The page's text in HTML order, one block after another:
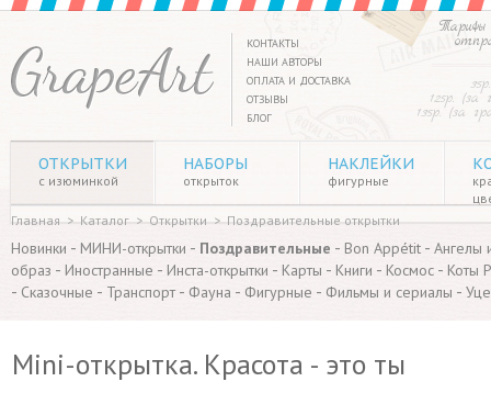
Тарифы
125р. (за
135р. (за
КОНТАКТЫ
НАШИ АВТОРЫ
ОПЛАТА И ДОСТАВКА
ОТЗЫВЫ
БЛОГ
ОТКРЫТКИ
с изюминкой
НАБОРЫ
открыток
НАКЛЕЙКИ
фигурные
Главная > Каталог > Открытки > Поздравительные открытки
Новинки - МИНИ-открытки - Поздравительные - Bon Appétit - Ангелы
образ - Иностранные - Инста-открытки - Карты - Книги - Космос - Коты
- Сказочные - Транспорт- Фауна - Фигурные - Фильмы и сериалы -
Mini-открытка. Красота - это ты